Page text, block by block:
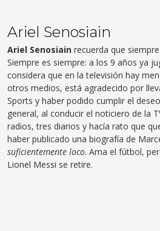
Ariel Senosiain
Ariel Senosiain recuerda que
Siempre es siempre: a los 9 años ya
considera que en la televisión hay
otros medios, está agradecido por
Sports y haber podido cumplir el
general, al conducir el noticiero de la
radios, tres diarios y hacía rato que
haber publicado una biografía de
suficientemente loco. Ama el fútbol,
Lionel Messi se retire.